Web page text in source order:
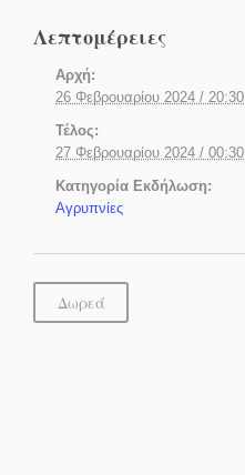
Λεπτομέρειες
Αρχή:
26 Φεβρουαρίου 2024 / 20:30
Τέλος:
27 Φεβρουαρίου 2024 / 00:30
Κατηγορία Εκδήλωση:
Αγρυπνίες
Δωρεά